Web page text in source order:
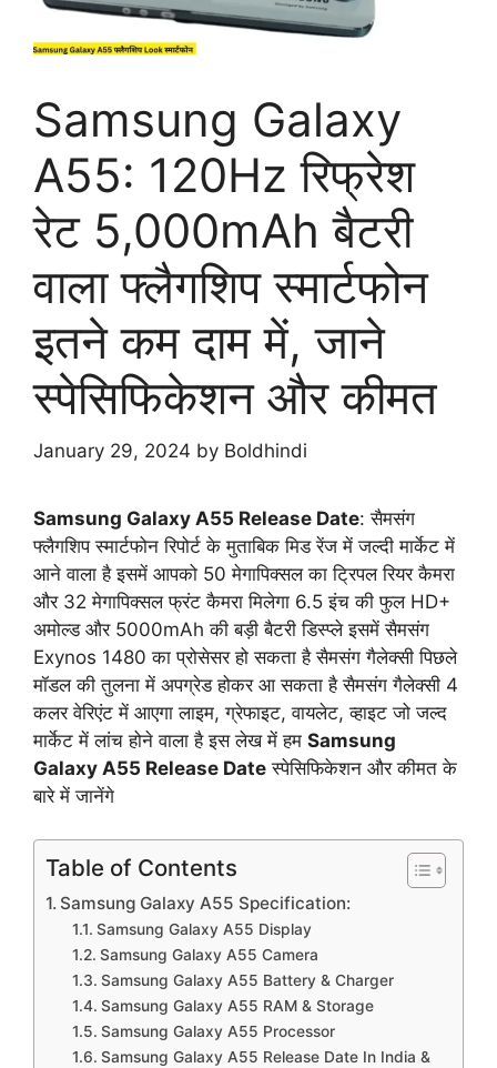
Samsung Galaxy
A55: 120Hz रिफ्रेश
रेट 5,000mAh बैटरी
वाला फ्लैगशिप स्मार्टफोन
इतने कम दाम में, जाने
स्पेसिफिकेशन और कीमत
January 29, 2024 by Boldhindi
Samsung Galaxy A55 Release Date: सैमसंग
फ्लैगशिप स्मार्टफोन रिपोर्ट के मुताबिक मिड रेंज में जल्दी मार्केट में
आने वाला है इसमें आपको 50 मेगापिक्सल का ट्रिपल रियर कैमरा
और 32 मेगापिक्सल फ्रंट कैमरा मिलेगा 6.5 इंच की फुल HD+
अमोल्ड और 5000mAh की बड़ी बैटरी डिस्प्ले इसमें सैमसंग
Exynos 1480 का प्रोसेसर हो सकता है सैमसंग गैलेक्सी पिछले
मॉडल की तुलना में अपग्रेड होकर आ सकता है सैमसंग गैलेक्सी 4
कलर वेरिएंट में आएगा लाइम, ग्रेफाइट, वायलेट, व्हाइट जो जल्द
मार्केट में लांच होने वाला है इस लेख में हम Samsung
Galaxy A55 Release Date स्पेसिफिकेशन और कीमत के
बारे में जानेंगे
Table of Contents
Samsung Galaxy A55 Specification:
Samsung Galaxy A55 Display
Samsung Galaxy A55 Camera
Samsung Galaxy A55 Battery & Charger
Samsung Galaxy A55 RAM & Storage
Samsung Galaxy A55 Processor
Samsung Galaxy A55 Release Date In India &